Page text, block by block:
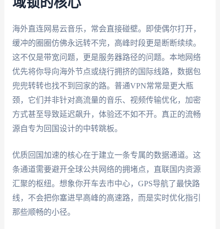
海外直连网易云音乐，常会直接碰壁。即使偶尔打开，
缓冲的圈圈仿佛永远转不完，高峰时段更是断断续续。
这不仅是带宽问题，更是服务器路径的问题。本地网络
优先将你导向海外节点或绕行拥挤的国际线路，数据包
兜兜转转也找不到回家的路。普通VPN常常是更大瓶
颈，它们并非针对高流量的音乐、视频传输优化，加密
方式甚至导致延迟飙升，体验还不如不开。真正的流畅
源自专为回国设计的中转跳板。
优质回国加速的核心在于建立一条专属的数据通道。这
条通道需要避开全球公共网络的拥堵点，直联国内资源
汇聚的枢纽。想象你开车去市中心，GPS导航了最快路
线，不会把你塞进早高峰的高速路，而是实时优化指引
那些顺畅的小径。